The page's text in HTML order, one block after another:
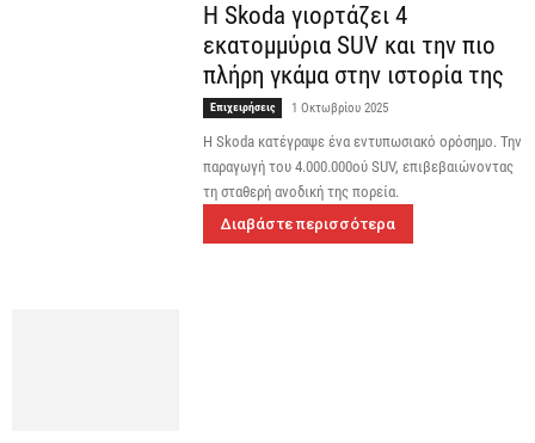
Η Skoda γιορτάζει 4
εκατομμύρια SUV και την πιο
πλήρη γκάμα στην ιστορία της
Επιχειρήσεις 1 Οκτωβρίου 2025
Η Skoda κατέγραψε ένα εντυπωσιακό ορόσημο. Την
παραγωγή του 4.000.000ού SUV, επιβεβαιώνοντας
τη σταθερή ανοδική της πορεία.
Διαβάστε περισσότερα